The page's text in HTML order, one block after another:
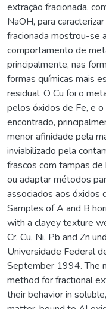
extração fracionada,
NaOH, para
fracionada mostrou-se
comportamento de
principalmente, nas
formas químicas mais
residual. O Cu foi o
pelos óxidos de Fe, e
encontrado,
menor afinidade pela
inviabilizado pela
frascos com tampas
ou adaptar métodos
associados aos óxidos
Samples of A and B
with a clayey texture
Cr, Cu, Ni, Pb and Zn
Universidade Federal
September 1994. The
method for fractional
their behavior in